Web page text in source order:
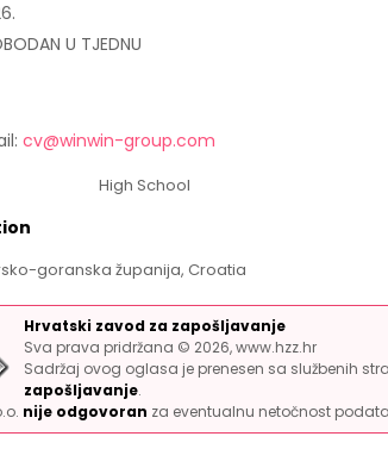
U TJEDNU
cv@winwin-group.com
High School
goranska županija, Croatia
Hrvatski zavod za zapošljavanje
Sva prava pridržana © 2026, www.hzz.hr
Sadržaj ovog oglasa je prenesen sa službenih
zapošljavanje.
nije odgovoran za eventualnu netočnost